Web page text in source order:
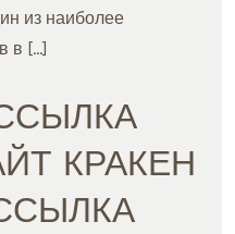
из наиболее
в […]
КРАКЕН